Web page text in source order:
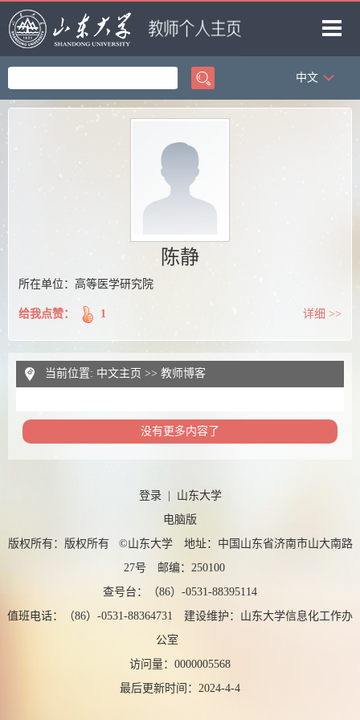
首页
教师博客
中文
陈静
所在单位：高等医学研究院
给我点赞： 1 详细 >>
当前位置: 中文主页 >> 教师博客
没有更多内容了
登录| 山东大学
电脑版
版权所有：版权所有 ©山东大学 地址：中国山东省济南市山大南路
27号 邮编：250100
查号台：（86）-0531-88395114
值班电话：（86）-0531-88364731 建设维护：山东大学信息化工作办
公室
访问量： 0000005568
最后更新时间： 2024-4-4